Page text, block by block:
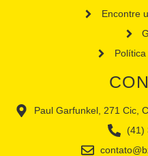
Encontre
Paul Garfunkel, 271 Cic,
(41)